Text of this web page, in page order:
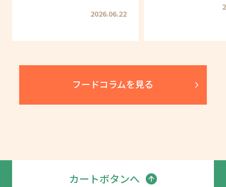
2026.06.22
フードコラムを見る
カートボタンへ